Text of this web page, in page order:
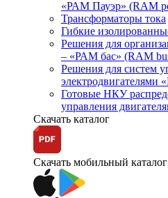
«РАМ Пауэр» (RAM
Трансформаторы тока
Гибкие
Решения для
– «РАМ бас» (RAM
Решения для систем
Готовые НКУ
управления
Скачать каталог
Скачать мобильный каталог